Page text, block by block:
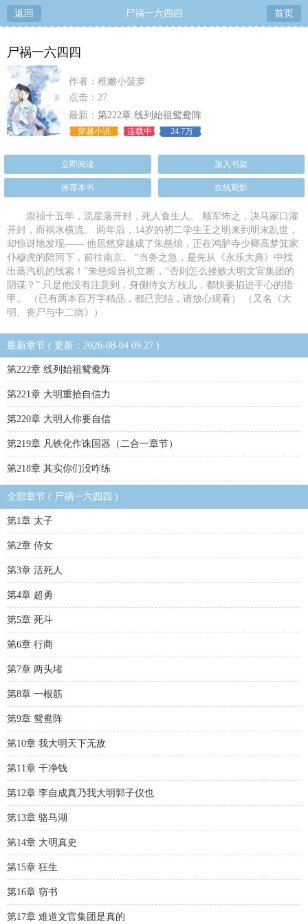
返回 尸祸一六四四 首页
尸祸一六四四
作者：稚嫩小菠萝
点击：27
最新： 第222章 线列始祖鸳鸯阵
穿越小说 连载中 24.7万
立即阅读 加入书架
推荐本书 在线观影
崇祯十五年，流星落开封，死人食生人。 顺军怖之，决马家口灌
开封，而祸水横流。 两年后，14岁的初二学生王之明来到明末乱世，
却惊讶地发现—— 他居然穿越成了朱慈烺，正在鸿胪寺少卿高梦箕家
仆穆虎的陪同下，前往南京。 “当务之急，是先从《永乐大典》中找
出蒸汽机的线索！”朱慈烺当机立断，“否则怎么挫败大明文官集团的
阴谋？” 只是他没有注意到，身侧侍女方枝儿，都快要掐进手心的指
甲。 （已有两本百万字精品，都已完结，请放心观看） （又名《大
明、丧尸与中二病》）
最新章节 ( 更新：2026-08-04 09:27 )
第222章 线列始祖鸳鸯阵
第221章 大明重拾自信力
第220章 大明人你要自信
第219章 凡铁化作诛国器（二合一章节）
第218章 其实你们没咋练
全部章节 ( 尸祸一六四四 )
第1章 太子
第2章 侍女
第3章 活死人
第4章 超勇
第5章 死斗
第6章 行商
第7章 两头堵
第8章 一根筋
第9章 鸳鸯阵
第10章 我大明天下无敌
第11章 干净钱
第12章 李自成真乃我大明郭子仪也
第13章 骆马湖
第14章 大明真史
第15章 狂生
第16章 窃书
第17章 难道文官集团是真的